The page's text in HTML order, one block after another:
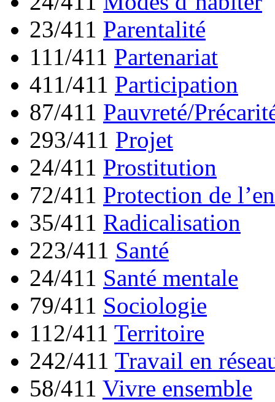
23/411 Parentalité
111/411 Partenariat
411/411 Participation
87/411 Pauvreté/
293/411 Projet
24/411 Prostitution
72/411 Protection de
35/411 Radicalisation
223/411 Santé
24/411 Santé mentale
79/411 Sociologie
112/411 Territoire
242/411 Travail en
58/411 Vivre ensemble